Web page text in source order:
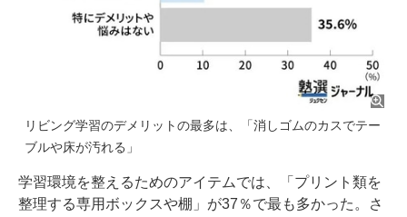
リビング学習のデメリットの最多は、「消しゴムのカスでテー
ブルや床が汚れる」
学習環境を整えるためのアイテムでは、「プリント類を
整理する専用ボックスや棚」が37％で最も多かった。さ